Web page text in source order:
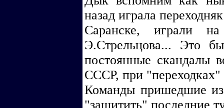
назад играла
Саранске, играли
Э.Стрельцова... Это
постоянные скандалы
СССР, при
Команды пришедшие из
"защитить" последние